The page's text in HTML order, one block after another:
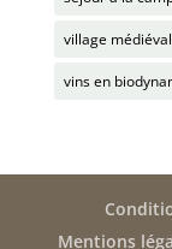
village
vins en
Mentions